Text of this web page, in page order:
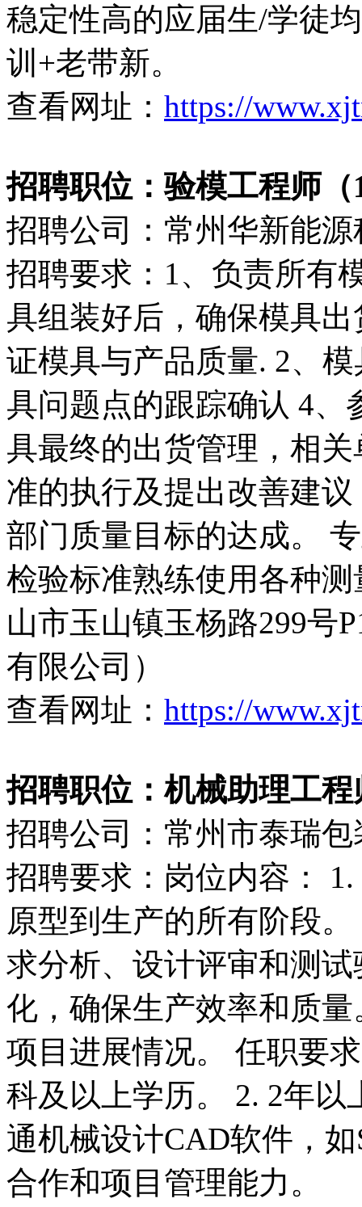
稳定性高的应届生/学徒
训+老带新。
查看网址： https://
招聘职位：验模工程师（
招聘公司：常州华新能
招聘要求：1、负责所有
具组装好后，确保模具
证模具与产品质量. 2、
具问题点的跟踪确认 4、
具最终的出货管理，相
准的执行及提出改善建
部门质量目标的达成。
检验标准熟练使用各种
山市玉山镇玉杨路299号
有限公司）
查看网址： https://
招聘职位：机械助理工程
招聘公司：常州市泰瑞
招聘要求：岗位内容：
原型到生产的所有阶段
求分析、设计评审和测
化，确保生产效率和质
项目进展情况。 任职要
科及以上学历。 2. 2年
通机械设计CAD软件，
合作和项目管理能力。